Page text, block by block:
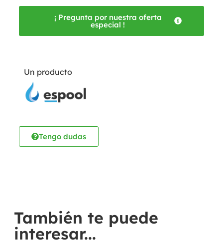
¡ Pregunta por nuestra oferta
especial !
Un producto
Tengo dudas
También te puede
interesar...